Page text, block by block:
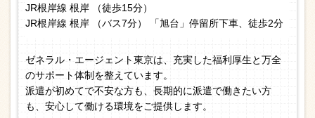
JR根岸線 根岸 （徒歩15分）
JR根岸線 根岸 （バス7分） 「旭台」停留所下車、徒歩2分
ゼネラル・エージェント東京は、充実した福利厚生と万全
のサポート体制を整えています。
派遣が初めてで不安な方も、長期的に派遣で働きたい方
も、安心して働ける環境をご提供します。